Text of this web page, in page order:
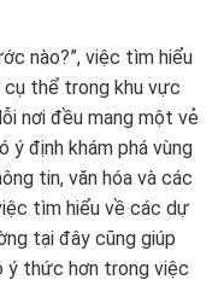
nào?”, việc tìm hiểu
cụ thể trong khu vực
nơi đều mang một vẻ
ý định khám phá vùng
tin, văn hóa và các
tìm hiểu về các dự
tại đây cũng giúp
ý thức hơn trong việc